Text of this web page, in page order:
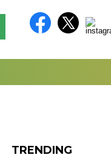
TRENDING